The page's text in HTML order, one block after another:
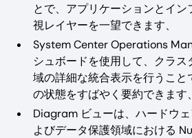
とで、アプリケーションとイ
視レイヤーを一望できます、
System Center Operations
シュボードを使用して、クラ
域の詳細な統合表示を行うこ
の状態をすばやく要約できます、
Diagram ビューは、ハードウ
よびデータ保護領域における